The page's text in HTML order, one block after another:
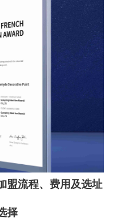
盟流程、费用及选址
择